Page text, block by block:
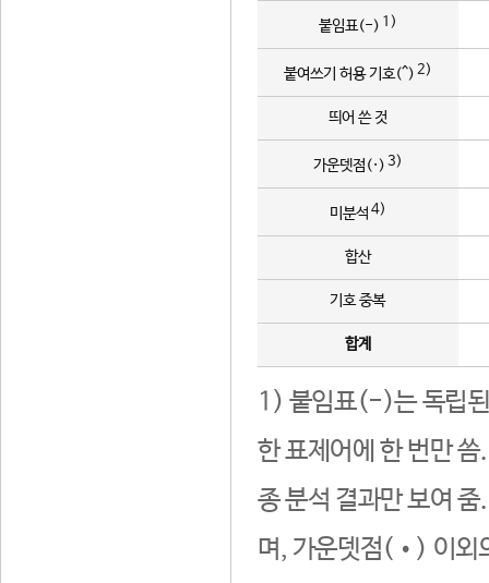
붙임표(-) 1)
붙여쓰기 허용 기호(^) 2)
띄어 쓴 것
가운뎃점(·) 3)
미분석 4)
합산
기호 중복
합계
1) 붙임표(-)는 독립된
한 표제어에 한 번만
종 분석 결과만 보여
며, 가운뎃점(•) 이외